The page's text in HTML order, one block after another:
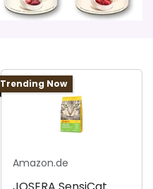
Trending Now
Amazon.de